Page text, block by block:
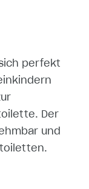
perfekt
Der
und